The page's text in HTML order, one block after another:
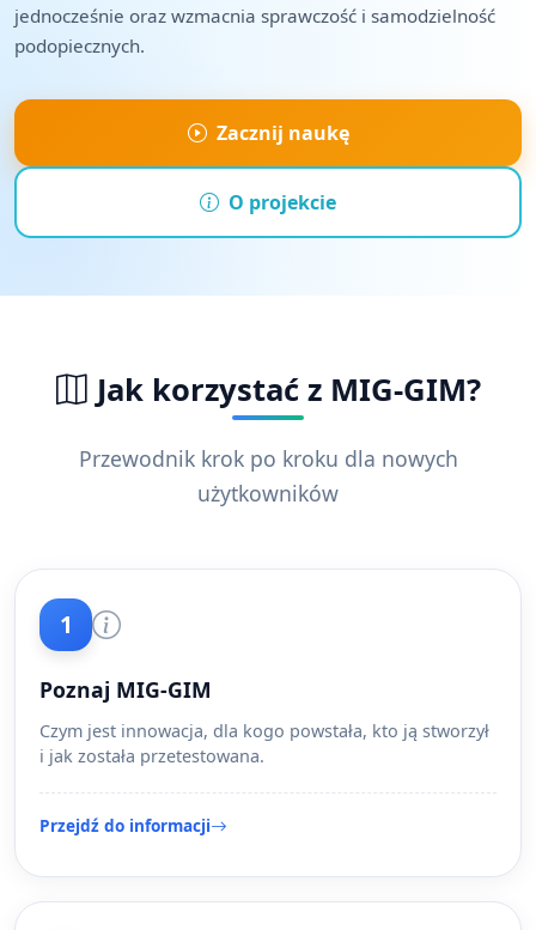
jednocześnie oraz wzmacnia sprawczość i samodzielność
podopiecznych.
Zacznij naukę
O projekcie
Jak korzystać z MIG-GIM?
Przewodnik krok po kroku dla nowych
użytkowników
1
Poznaj MIG-GIM
Czym jest innowacja, dla kogo powstała, kto ją stworzył
i jak została przetestowana.
Przejdź do informacji